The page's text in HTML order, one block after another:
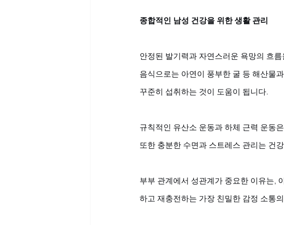
종합적인 남성 건강을 위한 생활 관리
안정된 발기력과 자연스러운 욕망의 흐
음식으로는 아연이 풍부한 굴 등 해산물
꾸준히 섭취하는 것이 도움이 됩니다.
규칙적인 유산소 운동과 하체 근력 운동
또한 충분한 수면과 스트레스 관리는 건
부부 관계에서 성관계가 중요한 이유는,
하고 재충전하는 가장 친밀한 감정 소통